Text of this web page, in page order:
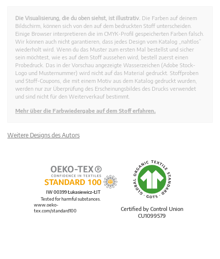
Die Visualisierung, die du oben siehst, ist illustrativ. Die Farben auf deinem
Bildschirm, können sich von den auf dem bedruckten Stoff unterscheiden.
Einige Browser interpretieren die im CMYK-Profil gespeicherten Farben falsch.
Wir können auch nicht garantieren, dass jedes Design vom Katalog „nahtlos”
wiederholt wird. Wenn du das Muster zum ersten Mal bestellst und sicher
sein möchtest, wie es auf dem Stoff aussehen wird, bestell zuerst einen
Probedruck. Das in der Vorschau angezeigte Wasserzeichen (Adobe Stock-
Logo und Musternummer) wird nicht auf das Material gedruckt. Stoffproben
und Stoff-Coupons, die mit einem Motiv aus dem Katalog gedruckt wurden,
werden nur zur Überprüfung des Erscheinungsbildes des Drucks verwendet
und sind nicht für den Weiterverkauf bestimmt.
Mehr über die Farbwiedergabe auf dem Stoff erfahren.
Weitere Designs des Autors
Certified by Control Union
CU1099579
IW 00399 Łukasiewicz-ŁIT
Tested for harmful substances.
www.oeko-
tex.com/standard100